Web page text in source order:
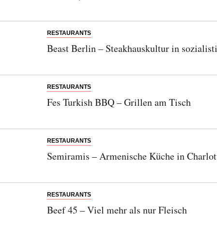
RESTAURANTS
Beast Berlin – Steakhauskultur in
RESTAURANTS
Fes Turkish BBQ – Grillen am Tisch
RESTAURANTS
Semiramis – Armenische Küche in
RESTAURANTS
Beef 45 – Viel mehr als nur Fleisch